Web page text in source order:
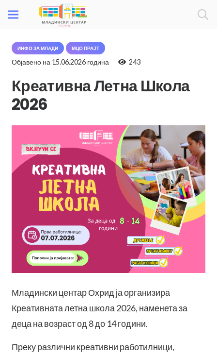
ИНФО ЗА МЛАДИ МЦО ПРАЈТ
Објавено на 15.06.2026 година 243
Креативна Летна Школа
2026
Младински центар Охрид ја организира
Креативната летна школа 2026, наменета за
деца на возраст од 8 до 14 години.
Преку различни креативни работилници,